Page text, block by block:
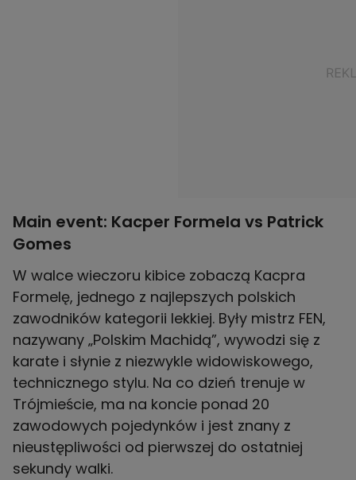
Main event: Kacper Formela vs Patrick
Gomes
W walce wieczoru kibice zobaczą Kacpra
Formelę, jednego z najlepszych polskich
zawodników kategorii lekkiej. Były mistrz FEN,
nazywany „Polskim Machidą”, wywodzi się z
karate i słynie z niezwykle widowiskowego,
technicznego stylu. Na co dzień trenuje w
Trójmieście, ma na koncie ponad 20
zawodowych pojedynków i jest znany z
nieustępliwości od pierwszej do ostatniej
sekundy walki.